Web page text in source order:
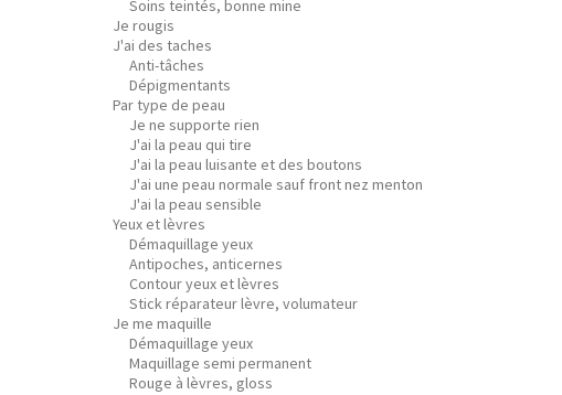
Soins teintés, bonne mine
Je rougis
J'ai des taches
Anti-tâches
Dépigmentants
Par type de peau
Je ne supporte rien
J'ai la peau qui tire
J'ai la peau luisante et des boutons
J'ai une peau normale sauf front nez menton
J'ai la peau sensible
Yeux et lèvres
Démaquillage yeux
Antipoches, anticernes
Contour yeux et lèvres
Stick réparateur lèvre, volumateur
Je me maquille
Démaquillage yeux
Maquillage semi permanent
Rouge à lèvres, gloss